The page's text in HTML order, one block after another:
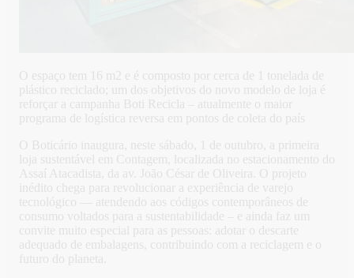
O espaço tem 16 m2 e é composto por cerca de 1 tonelada de
plástico reciclado; um dos objetivos do novo modelo de loja é
reforçar a campanha Boti Recicla – atualmente o maior
programa de logística reversa em pontos de coleta do país
O Boticário inaugura, neste sábado, 1 de outubro, a primeira
loja sustentável em Contagem, localizada no estacionamento do
Assaí Atacadista, da av. João César de Oliveira. O projeto
inédito chega para revolucionar a experiência de varejo
tecnológico — atendendo aos códigos contemporâneos de
consumo voltados para a sustentabilidade – e ainda faz um
convite muito especial para as pessoas: adotar o descarte
adequado de embalagens, contribuindo com a reciclagem e o
futuro do planeta.